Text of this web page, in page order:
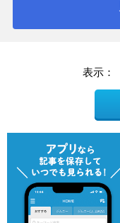
表示：